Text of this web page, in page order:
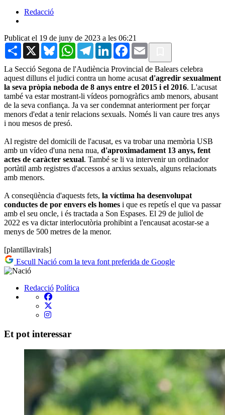
Redacció
Publicat el 19 de juny de 2023 a les 06:21
Share X BlueskyWhatsAppTelegramLinkedInFacebook
Email
La Secció Segona de l'Audiència Provincial de Balears celebra
aquest dilluns el judici contra un home acusat d'agredir sexualment
la seva pròpia neboda de 8 anys entre el 2015 i el 2016. L'acusat
també va estar mostrant-li vídeos pornogràfics amb menors, abusant
de la seva confiança. Ja va ser condemnat anteriorment per forçar
menors d'edat a tenir relacions sexuals. Només li van caure tres anys
i nou mesos de presó.
Al registre del domicili de l'acusat, es va trobar una memòria USB
amb un vídeo d'una nena nua, d'aproximadament 13 anys, fent
actes de caràcter sexual. També se li va intervenir un ordinador
portàtil amb registres d'accessos a arxius sexuals, alguns relacionats
amb menors.
A conseqüència d'aquests fets, la víctima ha desenvolupat
conductes de por envers els homes i que es repetís el que va passar
amb el seu oncle, i és tractada a Son Espases. El 29 de juliol de
2022 es va dictar interlocutòria prohibint a l'encausat acostar-se a
menys de 500 metres de la menor.
[plantillavirals]
Escull Nació com la teva font preferida de Google
Redacció Política
Et pot interessar